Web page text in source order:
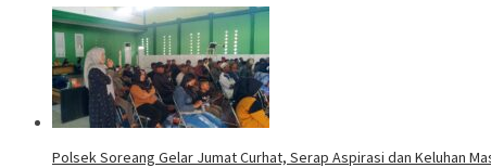
Polsek Soreang Gelar Jumat Curhat, Serap Aspirasi dan Keluhan